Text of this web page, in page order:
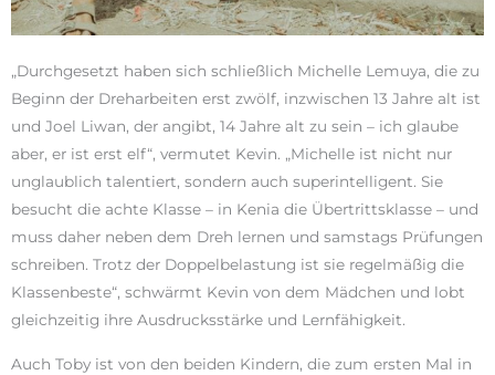
„Durchgesetzt haben sich schließlich Michelle Lemuya, die zu
Beginn der Dreharbeiten erst zwölf, inzwischen 13 Jahre alt ist
und Joel Liwan, der angibt, 14 Jahre alt zu sein – ich glaube
aber, er ist erst elf“, vermutet Kevin. „Michelle ist nicht nur
unglaublich talentiert, sondern auch superintelligent. Sie
besucht die achte Klasse – in Kenia die Übertrittsklasse – und
muss daher neben dem Dreh lernen und samstags Prüfungen
schreiben. Trotz der Doppelbelastung ist sie regelmäßig die
Klassenbeste“, schwärmt Kevin von dem Mädchen und lobt
gleichzeitig ihre Ausdrucksstärke und Lernfähigkeit.
Auch Toby ist von den beiden Kindern, die zum ersten Mal in